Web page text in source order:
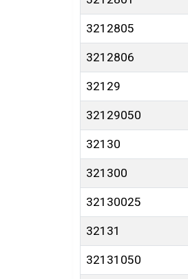
3212805
3212806
32129
32129050
32130
321300
32130025
32131
32131050